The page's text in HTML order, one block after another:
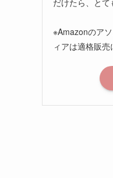
だけたら、とて
※Amazonのア
ィアは適格販売